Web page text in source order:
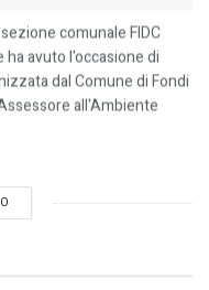
comunale FIDC
ha avuto l'occasione di
dal Comune di Fondi
all'Ambiente